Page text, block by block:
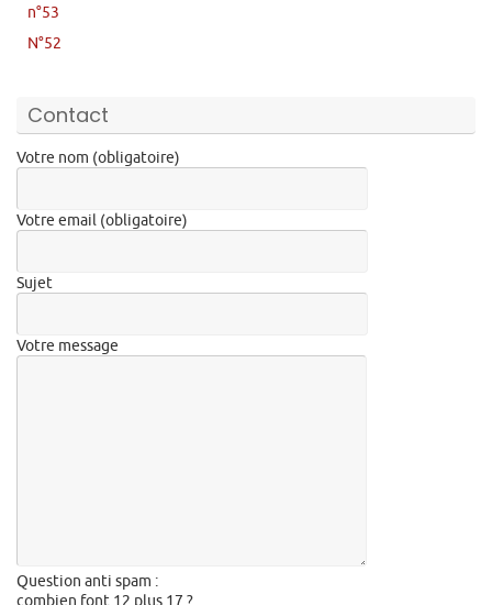
n°53
N°52
Contact
Votre nom (obligatoire)
Votre email (obligatoire)
Sujet
Votre message
Question anti spam :
combien font 12 plus 17 ?